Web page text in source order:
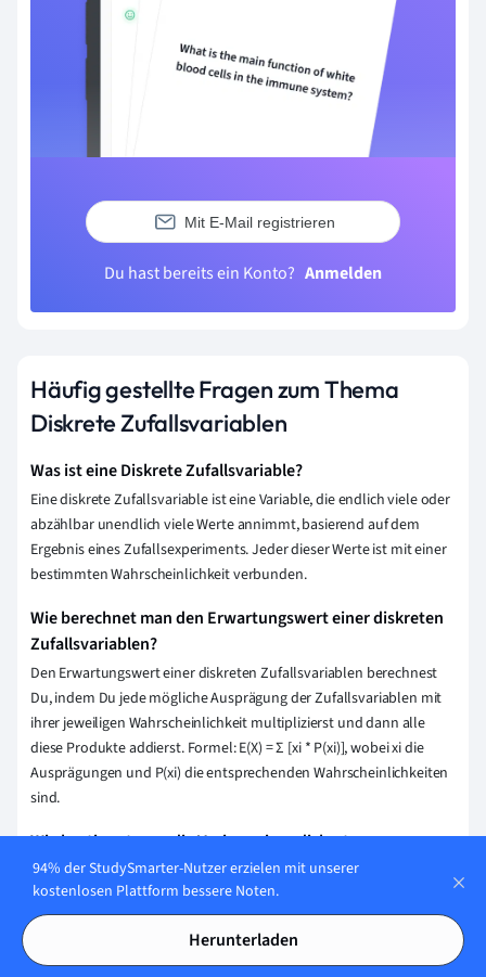
Mit E-Mail registrieren
Du hast bereits ein Konto? Anmelden
Häufig gestellte Fragen zum Thema
Diskrete Zufallsvariablen
Was ist eine Diskrete Zufallsvariable?
Eine diskrete Zufallsvariable ist eine Variable, die endlich viele oder
abzählbar unendlich viele Werte annimmt, basierend auf dem
Ergebnis eines Zufallsexperiments. Jeder dieser Werte ist mit einer
bestimmten Wahrscheinlichkeit verbunden.
Wie berechnet man den Erwartungswert einer diskreten
Zufallsvariablen?
Den Erwartungswert einer diskreten Zufallsvariablen berechnest
Du, indem Du jede mögliche Ausprägung der Zufallsvariablen mit
ihrer jeweiligen Wahrscheinlichkeit multiplizierst und dann alle
diese Produkte addierst. Formel: E(X) = Σ [xi * P(xi)], wobei xi die
Ausprägungen und P(xi) die entsprechenden Wahrscheinlichkeiten
sind.
Wie bestimmt man die Varianz einer diskreten
Zufallsvariablen?
Um die Varianz einer diskreten Zufallsvariablen zu bestimmen,
berechnest Du zuerst den Erwartungswert der Zufallsvariablen.
Anschließend berechnest Du den Erwartungswert des Quadrates
der Abweichungen der Zufallsvariablen von ihrem Erwartungswert.
94% der StudySmarter-Nutzer erzielen mit unserer
kostenlosen Plattform bessere Noten.
Herunterladen